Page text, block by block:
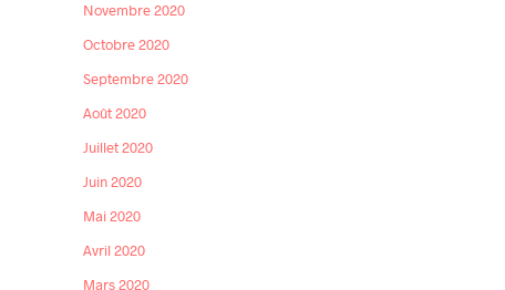
Novembre 2020
Octobre 2020
Septembre 2020
Août 2020
Juillet 2020
Juin 2020
Mai 2020
Avril 2020
Mars 2020